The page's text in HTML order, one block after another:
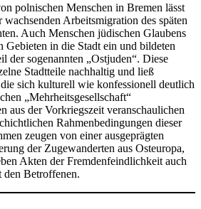
polnischen Menschen in Bremen lässt
Arbeitsmigration des späten
Auch Menschen jüdischen Glaubens
Gebieten in die Stadt ein und bildeten
der sogenannten „Ostjuden“. Diese
Stadtteile nachhaltig und ließ
sich kulturell wie konfessionell deutlich
„Mehrheitsgesellschaft“
aus der Vorkriegszeit veranschaulichen
Rahmenbedingungen dieser
zeugen von einer ausgeprägten
der Zugewanderten aus Osteuropa,
Akten der Fremdenfeindlichkeit auch
den Betroffenen.